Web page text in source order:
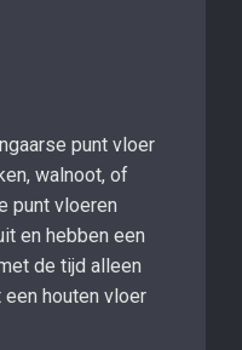
punt vloer
walnoot, of
punt vloeren
en hebben een
de tijd alleen
houten vloer